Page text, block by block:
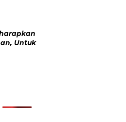
Untuk